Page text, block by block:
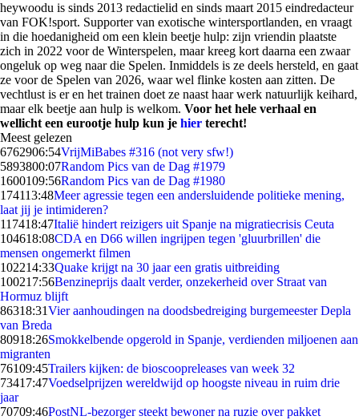
heywoodu is sinds 2013 redactielid en sinds maart 2015 eindredacteur
van FOK!sport. Supporter van exotische wintersportlanden, en vraagt
in die hoedanigheid om een klein beetje hulp: zijn vriendin plaatste
zich in 2022 voor de Winterspelen, maar kreeg kort daarna een zwaar
ongeluk op weg naar die Spelen. Inmiddels is ze deels hersteld, en gaat
ze voor de Spelen van 2026, waar wel flinke kosten aan zitten. De
vechtlust is er en het trainen doet ze naast haar werk natuurlijk keihard,
maar elk beetje aan hulp is welkom. Voor het hele verhaal en
wellicht een eurootje hulp kun je hier terecht!
Meest gelezen
6762906:54VrijMiBabes #316 (not very sfw!)
5893800:07Random Pics van de Dag #1979
1600109:56Random Pics van de Dag #1980
174113:48Meer agressie tegen een andersluidende politieke mening,
laat jij je intimideren?
117418:47Italië hindert reizigers uit Spanje na migratiecrisis Ceuta
104618:08CDA en D66 willen ingrijpen tegen 'gluurbrillen' die
mensen ongemerkt filmen
102214:33Quake krijgt na 30 jaar een gratis uitbreiding
100217:56Benzineprijs daalt verder, onzekerheid over Straat van
Hormuz blijft
86318:31Vier aanhoudingen na doodsbedreiging burgemeester Depla
van Breda
80918:26Smokkelbende opgerold in Spanje, verdienden miljoenen aan
migranten
76109:45Trailers kijken: de bioscoopreleases van week 32
73417:47Voedselprijzen wereldwijd op hoogste niveau in ruim drie
jaar
70709:46PostNL-bezorger steekt bewoner na ruzie over pakket